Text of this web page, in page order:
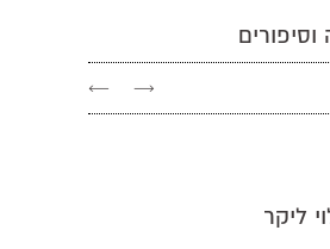
→
←
ליקר